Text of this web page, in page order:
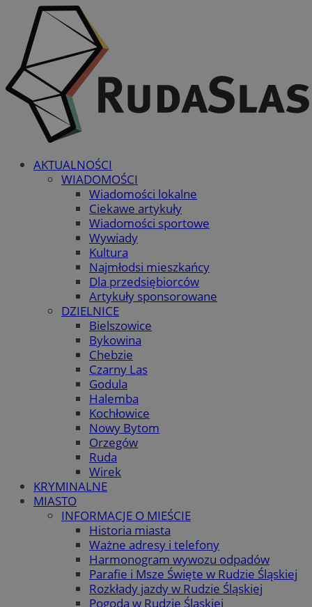
AKTUALNOŚCI
WIADOMOŚCI
Wiadomości lokalne
Ciekawe artykuły
Wiadomości sportowe
Wywiady
Kultura
Najmłodsi mieszkańcy
Dla przedsiębiorców
Artykuły sponsorowane
DZIELNICE
Bielszowice
Bykowina
Chebzie
Czarny Las
Godula
Halemba
Kochłowice
Nowy Bytom
Orzegów
Ruda
Wirek
KRYMINALNE
MIASTO
INFORMACJE O MIEŚCIE
Historia miasta
Ważne adresy i telefony
Harmonogram wywozu odpadów
Parafie i Msze Święte w Rudzie Śląskiej
Rozkłady jazdy w Rudzie Śląskiej
Pogoda w Rudzie Śląskiej